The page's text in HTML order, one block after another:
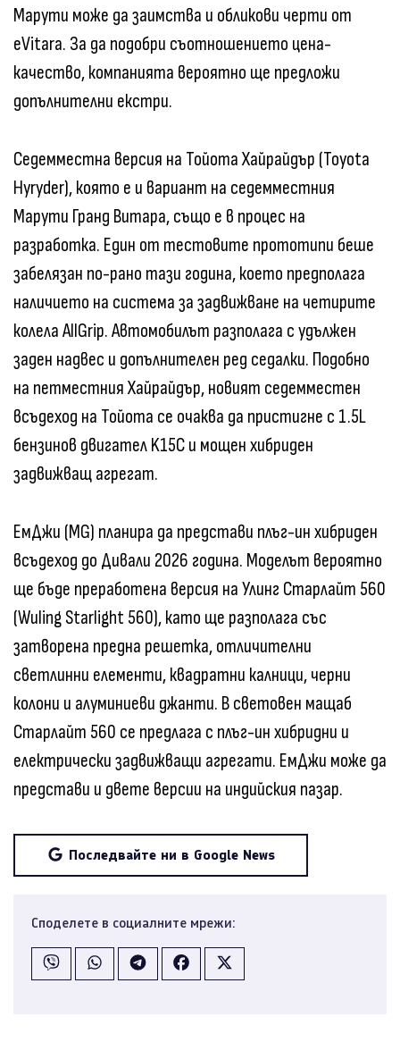
Марути може да заимства и обликови черти от
eVitara. За да подобри съотношението цена-
качество, компанията вероятно ще предложи
допълнителни екстри.
Седемместна версия на Тойота Хайрайдър (Toyota
Hyryder), която е и вариант на седемместния
Марути Гранд Витара, също е в процес на
разработка. Един от тестовите прототипи беше
забелязан по-рано тази година, което предполага
наличието на система за задвижване на четирите
колела AllGrip. Автомобилът разполага с удължен
заден надвес и допълнителен ред седалки. Подобно
на петместния Хайрайдър, новият седемместен
всъдеход на Тойота се очаква да пристигне с 1.5L
бензинов двигател K15C и мощен хибриден
задвижващ агрегат.
ЕмДжи (MG) планира да представи плъг-ин хибриден
всъдеход до Дивали 2026 година. Моделът вероятно
ще бъде преработена версия на Улинг Старлайт 560
(Wuling Starlight 560), като ще разполага със
затворена предна решетка, отличителни
светлинни елементи, квадратни калници, черни
колони и алуминиеви джанти. В световен мащаб
Старлайт 560 се предлага с плъг-ин хибридни и
електрически задвижващи агрегати. ЕмДжи може да
представи и двете версии на индийския пазар.
Последвайте ни в Google News
Споделете в социалните мрежи: